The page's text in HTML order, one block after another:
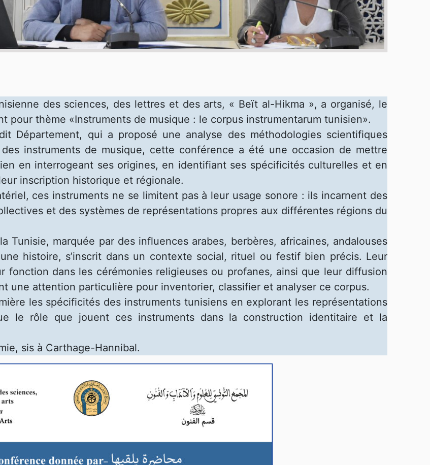
des sciences, des lettres et des arts, « Beït al-Hikma », a organisé, le
pour thème «Instruments de musique : le corpus instrumentarum tunisien».
Département, qui a proposé une analyse des méthodologies scientifiques
instruments de musique, cette conférence a été une occasion de mettre
en interrogeant ses origines, en identifiant ses spécificités culturelles et en
inscription historique et régionale.
ces instruments ne se limitent pas à leur usage sonore : ils incarnent des
et des systèmes de représentations propres aux différentes régions du
Tunisie, marquée par des influences arabes, berbères, africaines, andalouses
histoire, s’inscrit dans un contexte social, rituel ou festif bien précis. Leur
fonction dans les cérémonies religieuses ou profanes, ainsi que leur diffusion
une attention particulière pour inventorier, classifier et analyser ce corpus.
les spécificités des instruments tunisiens en explorant les représentations
le rôle que jouent ces instruments dans la construction identitaire et la
sis à Carthage-Hannibal.